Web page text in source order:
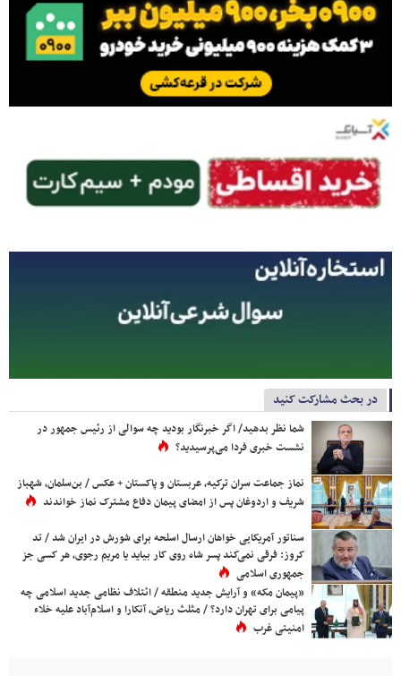
در بحث مشارکت کنید
شما نظر بدهید/ اگر خبرنگار بودید چه سوالی از رئیس جمهور در
نشست خبری فردا می‌پرسیدید؟
نماز جماعت سران ترکیه، عربستان و پاکستان + عکس / بن‌سلمان، شهباز
شریف و اردوغان پس از امضای پیمان دفاع مشترک نماز خواندند
سناتور آمریکایی خواهان ارسال اسلحه برای شورش در ایران شد / تد
کروز: فرقی نمی‌کند پسر شاه روی کار بیاید یا مریم رجوی، هر کسی جز
جمهوری اسلامی
«پیمان مکه» و آرایش جدید منطقه / ائتلاف نظامی جدید اسلامی چه
پیامی برای تهران دارد؟ / مثلث ریاض، آنکارا و اسلام‌آباد علیه خلاء
امنیتی غرب